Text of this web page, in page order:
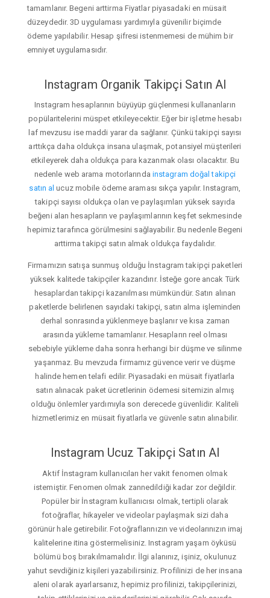
tamamlanır. Begeni arttirma Fiyatlar piyasadaki en müsait
düzeydedir. 3D uygulaması yardımıyla güvenilir biçimde
ödeme yapılabilir. Hesap şifresi istenmemesi de mühim bir
emniyet uygulamasıdır.
Instagram Organik Takipçi Satın Al
Instagram hesaplarının büyüyüp güçlenmesi kullananların
popülaritelerini müspet etkileyecektir. Eğer bir işletme hesabı
laf mevzusu ise maddi yarar da sağlanır. Çünkü takipçi sayısı
arttıkça daha oldukça insana ulaşmak, potansiyel müşterileri
etkileyerek daha oldukça para kazanmak olası olacaktır. Bu
nedenle web arama motorlarında instagram doğal takipçi
satın al ucuz mobile ödeme araması sıkça yapılır. Instagram,
takipçi sayısı oldukça olan ve paylaşımları yüksek sayıda
beğeni alan hesapların ve paylaşımlarının keşfet sekmesinde
hepimiz tarafınca görülmesini sağlayabilir. Bu nedenle Begeni
arttirma takipçi satın almak oldukça faydalıdır.
Firmamızın satışa sunmuş olduğu İnstagram takipçi paketleri
yüksek kalitede takipçiler kazandırır. İsteğe gore ancak Türk
hesaplardan takipçi kazanılması mümkündür. Satın alınan
paketlerde belirlenen sayıdaki takipçi, satın alma işleminden
derhal sonrasında yüklenmeye başlanır ve kısa zaman
arasında yükleme tamamlanır. Hesapların reel olması
sebebiyle yükleme daha sonra herhangi bir düşme ve silinme
yaşanmaz. Bu mevzuda firmamız güvence verir ve düşme
halinde hemen telafi edilir. Piyasadaki en müsait fiyatlarla
satın alınacak paket ücretlerinin ödemesi sitemizin almış
olduğu önlemler yardımıyla son derecede güvenlidir. Kaliteli
hizmetlerimiz en müsait fiyatlarla ve güvenle satın alınabilir.
Instagram Ucuz Takipçi Satın Al
Aktif İnstagram kullanıcıları her vakit fenomen olmak
istemiştir. Fenomen olmak zannedildiği kadar zor değildir.
Popüler bir İnstagram kullanıcısı olmak, tertipli olarak
fotoğraflar, hikayeler ve videolar paylaşmak sizi daha
görünür hale getirebilir. Fotoğraflarınızın ve videolarınızın imaj
kalitelerine itina göstermelisiniz. Instagram yaşam öyküsü
bölümü boş bırakılmamalıdır. İlgi alanınız, işiniz, okulunuz
yahut sevdiğiniz kişileri yazabilirsiniz. Profilinizi de her insana
aleni olarak ayarlarsanız, hepimiz profilinizi, takipçilerinizi,